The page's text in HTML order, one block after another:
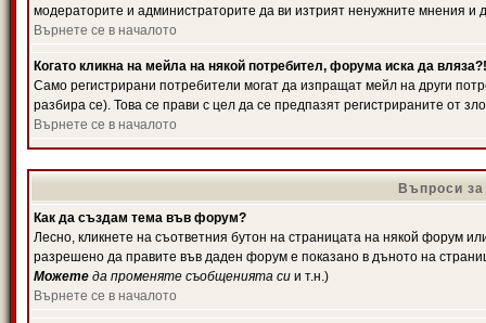
модераторите и администраторите да ви изтрият ненужните мнения и
Върнете се в началото
Когато кликна на мейла на някой потребител, форума иска да вляза?!
Само регистрирани потребители могат да изпращат мейл на други
разбира се). Това се прави с цел да се предпазят регистрираните от
Върнете се в началото
Въпроси
Как да създам тема във форум?
Лесно, кликнете на съответния бутон на страницата на някой форум
разрешено да правите във даден форум е показано в дъното на
Можете да променяте съобщенията си и т.н.)
Върнете се в началото